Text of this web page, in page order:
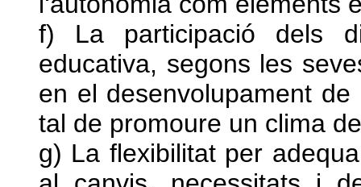
f) La participació dels
educativa, segons les
en el desenvolupament de
tal de promoure un clima
g) La flexibilitat per